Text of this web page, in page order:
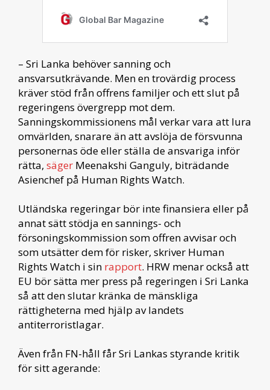
– Sri Lanka behöver sanning och
ansvarsutkrävande. Men en trovärdig process
kräver stöd från offrens familjer och ett slut på
regeringens övergrepp mot dem.
Sanningskommissionens mål verkar vara att lura
omvärlden, snarare än att avslöja de försvunna
personernas öde eller ställa de ansvariga inför
rätta, säger Meenakshi Ganguly, biträdande
Asienchef på Human Rights Watch.
Utländska regeringar bör inte finansiera eller på
annat sätt stödja en sannings- och
försoningskommission som offren avvisar och
som utsätter dem för risker, skriver Human
Rights Watch i sin rapport. HRW menar också att
EU bör sätta mer press på regeringen i Sri Lanka
så att den slutar kränka de mänskliga
rättigheterna med hjälp av landets
antiterroristlagar.
Även från FN-håll får Sri Lankas styrande kritik
för sitt agerande: